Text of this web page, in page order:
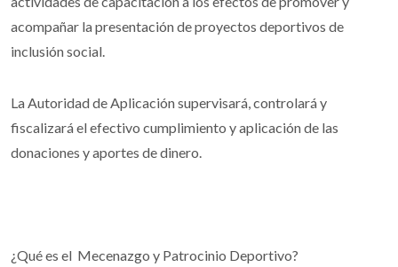
acompañar la presentación de proyectos deportivos de
inclusión social.
La Autoridad de Aplicación supervisará, controlará y
fiscalizará el efectivo cumplimiento y aplicación de las
donaciones y aportes de dinero.
¿Qué es el Mecenazgo y Patrocinio Deportivo?